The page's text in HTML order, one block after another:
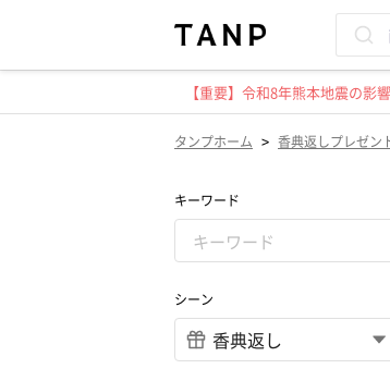
【重要】令和8年熊本地震の影
タンプホーム > 香典返しプレゼン
キーワード
シーン